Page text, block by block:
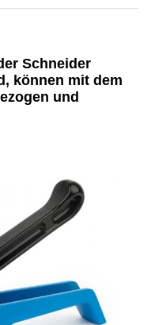
Schneider
können mit dem
und